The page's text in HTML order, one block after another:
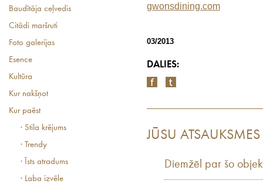
Baudītāja ceļvedis
Citādi maršruti
Foto galerijas
Esence
Kultūra
Kur nakšņot
Kur paēst
· Stila krējums
· Trendy
· Īsts atradums
· Laba izvēle
gwonsdining.com
03/2013
DALIES:
JŪSU ATSAUKSMES
Diemžēl par šo